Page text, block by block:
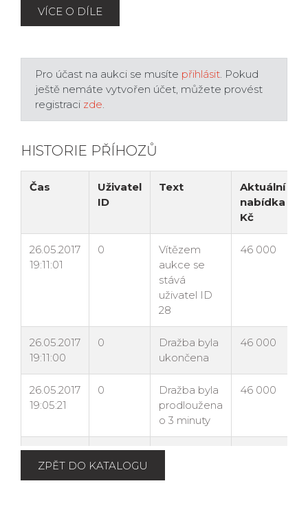
VÍCE O DÍLE
Pro účast na aukci se musíte přihlásit. Pokud
ještě nemáte vytvořen účet, můžete provést
registraci zde.
HISTORIE PŘÍHOZŮ
ZPĚT DO KATALOGU